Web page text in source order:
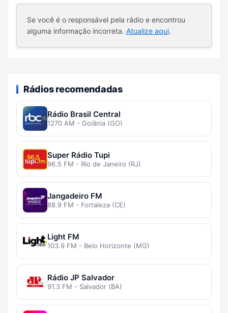
Se você é o responsável pela rádio e encontrou
alguma informação incorreta. Atualize aqui.
Rádios recomendadas
Rádio Brasil Central
1270 AM - Goiânia (GO)
Super Rádio Tupi
96.5 FM - Rio de Janeiro (RJ)
Jangadeiro FM
88.9 FM - Fortaleza (CE)
Light FM
103.9 FM - Belo Horizonte (MG)
Rádio JP Salvador
91.3 FM - Salvador (BA)